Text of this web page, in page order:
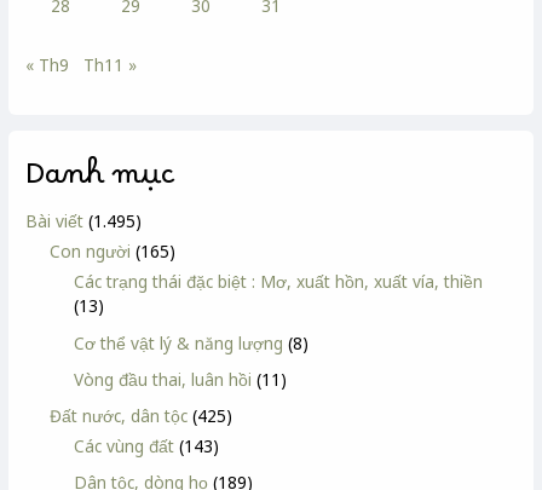
28
29 30 31
« Th9 Th11 »
Danh mục
Bài viết (1.495)
Con người (165)
Các trạng thái đặc biệt : Mơ, xuất hồn, xuất vía, thiền
(13)
Cơ thể vật lý & năng lượng (8)
Vòng đầu thai, luân hồi (11)
Đất nước, dân tộc (425)
Các vùng đất (143)
Dân tộc, dòng họ (189)